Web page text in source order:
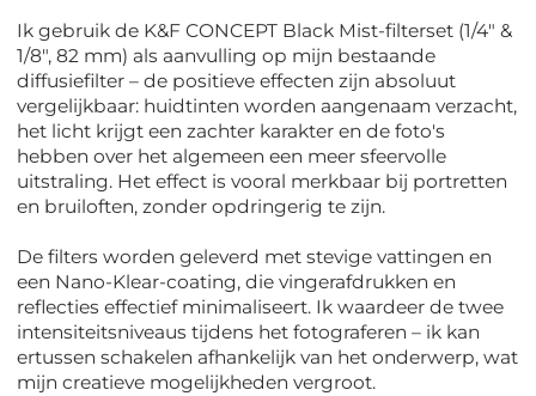
Ik gebruik de K&F CONCEPT Black Mist-filterset (1/4" &
1/8", 82 mm) als aanvulling op mijn bestaande
diffusiefilter – de positieve effecten zijn absoluut
vergelijkbaar: huidtinten worden aangenaam verzacht,
het licht krijgt een zachter karakter en de foto's
hebben over het algemeen een meer sfeervolle
uitstraling. Het effect is vooral merkbaar bij portretten
en bruiloften, zonder opdringerig te zijn.
De filters worden geleverd met stevige vattingen en
een Nano-Klear-coating, die vingerafdrukken en
reflecties effectief minimaliseert. Ik waardeer de twee
intensiteitsniveaus tijdens het fotograferen – ik kan
ertussen schakelen afhankelijk van het onderwerp, wat
mijn creatieve mogelijkheden vergroot.